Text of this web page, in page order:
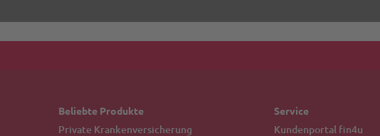
Beliebte Produkte
Private Krankenversicherung
Service
Kundenportal fin4u